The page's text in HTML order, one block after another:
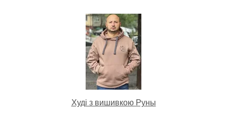
Худі з вишивкою Руны